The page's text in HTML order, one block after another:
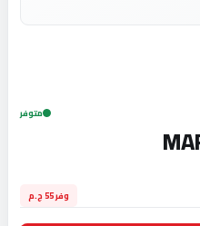
متوفر
وفر 55 ج.م